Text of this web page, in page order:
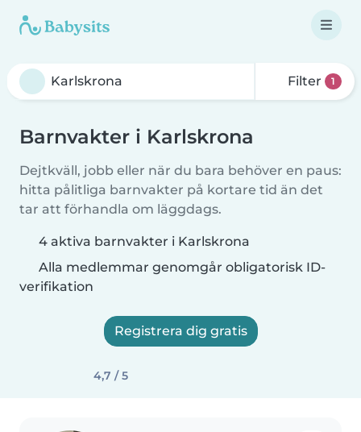
Filter 1
Barnvakter i Karlskrona
Dejtkväll, jobb eller när du bara behöver en paus:
hitta pålitliga barnvakter på kortare tid än det
tar att förhandla om läggdags.
4 aktiva barnvakter i Karlskrona
Alla medlemmar genomgår obligatorisk ID-
verifikation
Registrera dig gratis
4,7 / 5